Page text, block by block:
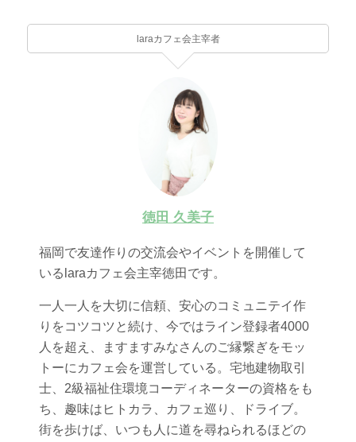
laraカフェ会主宰者
徳田 久美子
福岡で友達作りの交流会やイベントを開催して
いるlaraカフェ会主宰徳田です。
一人一人を大切に信頼、安心のコミュニテイ作
りをコツコツと続け、今ではライン登録者4000
人を超え、ますますみなさんのご縁繋ぎをモッ
トーにカフェ会を運営している。宅地建物取引
士、2級福祉住環境コーディネーターの資格をも
ち、趣味はヒトカラ、カフェ巡り、ドライブ。
街を歩けば、いつも人に道を尋ねられるほどの